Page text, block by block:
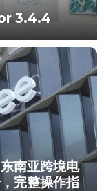
3.4.4
南亚跨境电
完整操作指